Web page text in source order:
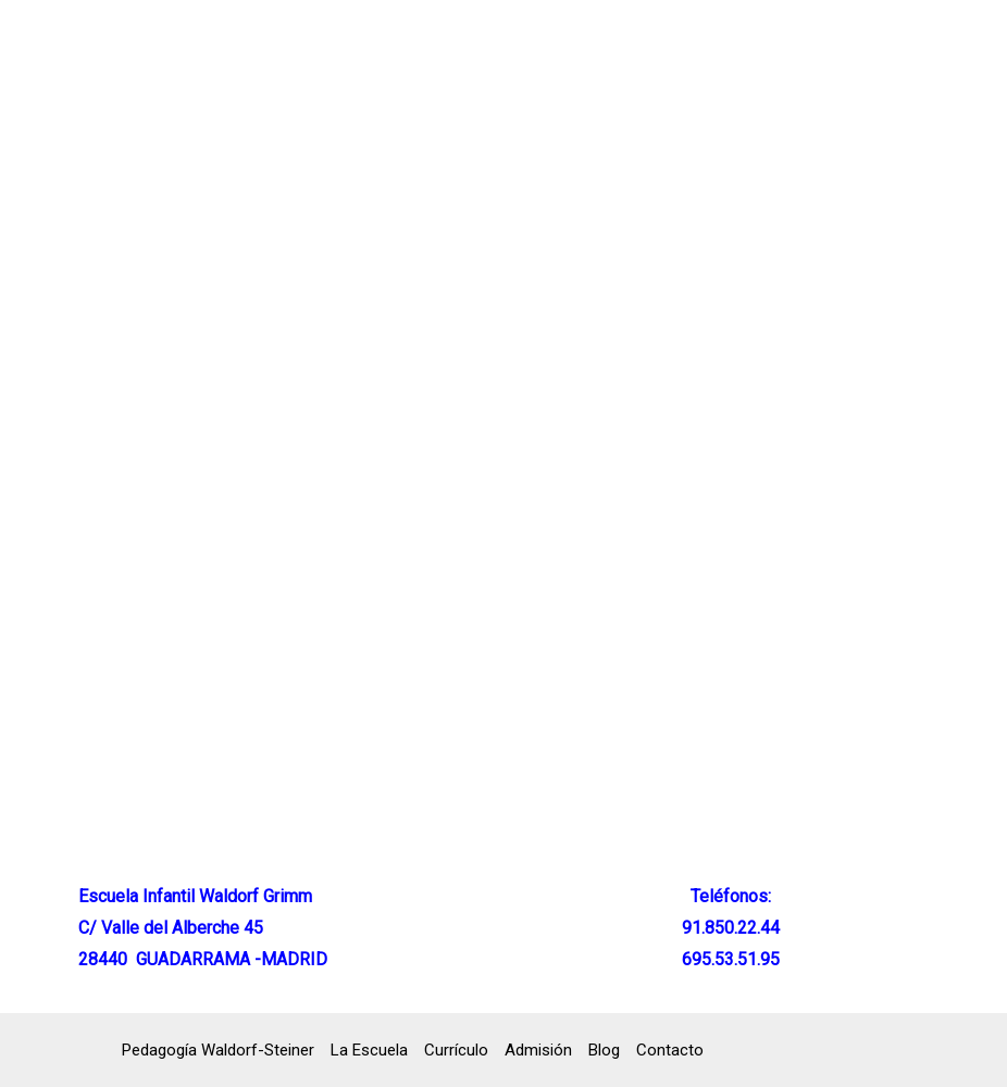
Escuela Infantil Waldorf Grimm
C/ Valle del Alberche 45
28440 GUADARRAMA -MADRID
Teléfonos:
91.850.22.44
695.53.51.95
Pedagogía Waldorf-Steiner La Escuela Currículo Admisión Blog Contacto